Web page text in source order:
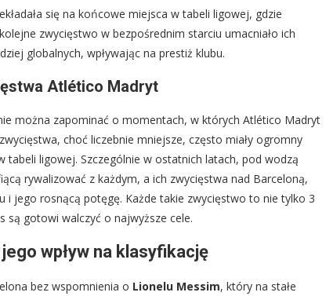
się na końcowe miejsca w tabeli ligowej, gdzie
zwycięstwo w bezpośrednim starciu umacniało ich
globalnych, wpływając na prestiż klubu.
Atlético Madryt
można zapominać o momentach, w których Atlético Madryt
choć liczebnie mniejsze, często miały ogromny
tabeli ligowej. Szczególnie w ostatnich latach, pod wodzą
rywalizować z każdym, a ich zwycięstwa nad Barceloną,
i jego rosnącą potęgę. Każde takie zwycięstwo to nie tylko 3
są gotowi walczyć o najwyższe cele.
wpływ na klasyfikację
bez wspomnienia o Lionelu Messim, który na stałe